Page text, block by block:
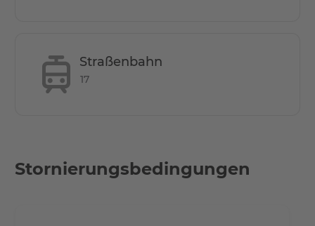
BRENTANOBBAD, 7 Gehminuten
HALTESTELLE U6 & U7, 5 Gehminuten
Straßenbahn
17
Stornierungsbedingungen